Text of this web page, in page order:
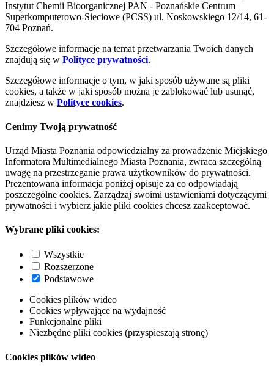
Instytut Chemii Bioorganicznej PAN - Poznańskie Centrum
Superkomputerowo-Sieciowe (PCSS) ul. Noskowskiego 12/14, 61-
704 Poznań.
Szczegółowe informacje na temat przetwarzania Twoich danych
znajdują się w Polityce prywatności.
Szczegółowe informacje o tym, w jaki sposób używane są pliki
cookies, a także w jaki sposób można je zablokować lub usunąć,
znajdziesz w Polityce cookies.
Cenimy Twoją prywatność
Urząd Miasta Poznania odpowiedzialny za prowadzenie Miejskiego
Informatora Multimedialnego Miasta Poznania, zwraca szczególną
uwagę na przestrzeganie prawa użytkowników do prywatności.
Prezentowana informacja poniżej opisuje za co odpowiadają
poszczególne cookies. Zarządzaj swoimi ustawieniami dotyczącymi
prywatności i wybierz jakie pliki cookies chcesz zaakceptować.
Wybrane pliki cookies:
Wszystkie
Rozszerzone
Podstawowe
Cookies plików wideo
Cookies wpływające na wydajność
Funkcjonalne pliki
Niezbędne pliki cookies (przyspieszają stronę)
Cookies plików wideo